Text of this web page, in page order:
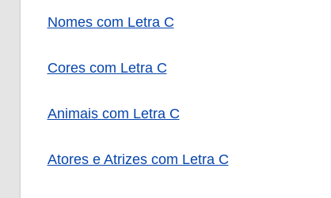
Nomes com Letra C
Cores com Letra C
Animais com Letra C
Atores e Atrizes com Letra C